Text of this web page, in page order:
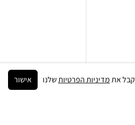
מדיניות הפרטיותשלנו אישור